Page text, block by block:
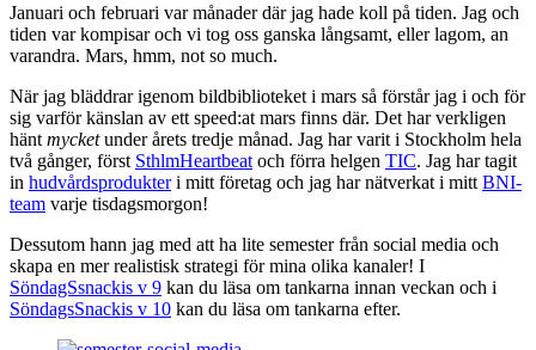
Januari och februari var månader där jag hade koll på tiden. Jag och
tiden var kompisar och vi tog oss ganska långsamt, eller lagom, an
varandra. Mars, hmm, not so much.
När jag bläddrar igenom bildbiblioteket i mars så förstår jag i och för
sig varför känslan av ett speed:at mars finns där. Det har verkligen
hänt mycketunder årets tredje månad. Jag har varit i Stockholm hela
två gånger, först SthlmHeartbeat och förra helgen TIC. Jag har tagit
in hudvårdsprodukteri mitt företag och jag har nätverkat i mitt BNI-
team varje tisdagsmorgon!
Dessutom hann jag med att ha lite semester från social media och
skapa en mer realistisk strategi för mina olika kanaler! I
SöndagSsnackis v 9 kan du läsa om tankarna innan veckan och i
SöndagsSnackis v 10 kan du läsa om tankarna efter.